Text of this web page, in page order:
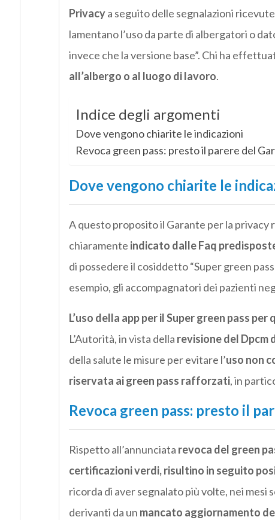
Privacya seguito delle segnalazioni
lamentano l’uso da parte di albergatori o
invece che la versione base”. Chi ha
all’albergo o al luogo di lavoro.
Indice degli argomenti
Dove vengono chiarite le indicazioni
Revoca green pass: presto il parere del
Dove vengono chiarite le
A questo proposito il Garante per la privacy
chiaramente indicato dalle Faq
di possedere il cosiddetto “Super green
esempio, gli accompagnatori dei pazienti
L’uso della app per il Super green pass
L’Autorità, in vista della revisione del Dpcm
della salute le misure per evitare l’uso non
riservata ai green pass rafforzati, in
Revoca green pass: presto il
Rispetto all’annunciata revoca del green
certificazioni verdi, risultino in seguito
ricorda di aver segnalato più volte, nei mesi
derivanti da un mancato aggiornamento